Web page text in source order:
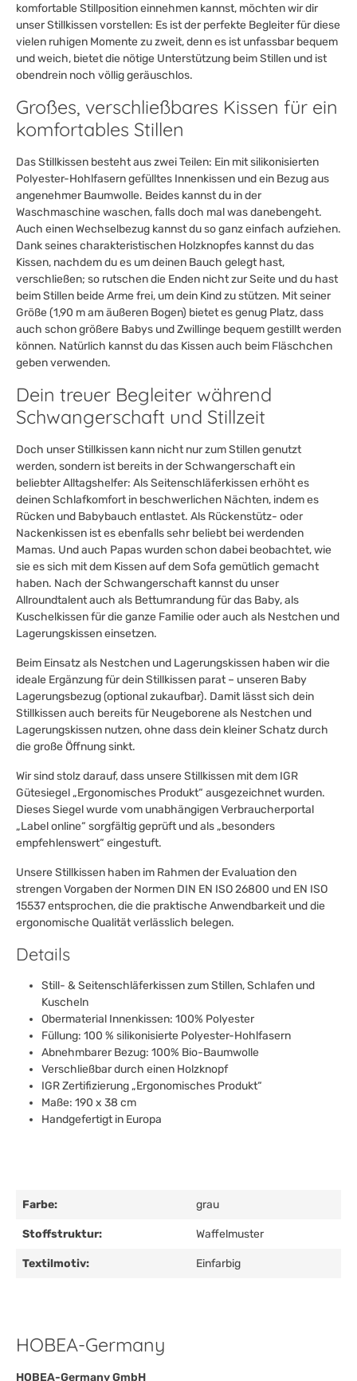
komfortable Stillposition einnehmen kannst, möchten wir dir
unser Stillkissen vorstellen: Es ist der perfekte Begleiter für diese
vielen ruhigen Momente zu zweit, denn es ist unfassbar bequem
und weich, bietet die nötige Unterstützung beim Stillen und ist
obendrein noch völlig geräuschlos.
Großes, verschließbares Kissen für ein
komfortables Stillen
Das Stillkissen besteht aus zwei Teilen: Ein mit silikonisierten
Polyester-Hohlfasern gefülltes Innenkissen und ein Bezug aus
angenehmer Baumwolle. Beides kannst du in der
Waschmaschine waschen, falls doch mal was danebengeht.
Auch einen Wechselbezug kannst du so ganz einfach aufziehen.
Dank seines charakteristischen Holzknopfes kannst du das
Kissen, nachdem du es um deinen Bauch gelegt hast,
verschließen; so rutschen die Enden nicht zur Seite und du hast
beim Stillen beide Arme frei, um dein Kind zu stützen. Mit seiner
Größe (1,90 m am äußeren Bogen) bietet es genug Platz, dass
auch schon größere Babys und Zwillinge bequem gestillt werden
können. Natürlich kannst du das Kissen auch beim Fläschchen
geben verwenden.
Dein treuer Begleiter während
Schwangerschaft und Stillzeit
Doch unser Stillkissen kann nicht nur zum Stillen genutzt
werden, sondern ist bereits in der Schwangerschaft ein
beliebter Alltagshelfer: Als Seitenschläferkissen erhöht es
deinen Schlafkomfort in beschwerlichen Nächten, indem es
Rücken und Babybauch entlastet. Als Rückenstütz- oder
Nackenkissen ist es ebenfalls sehr beliebt bei werdenden
Mamas. Und auch Papas wurden schon dabei beobachtet, wie
sie es sich mit dem Kissen auf dem Sofa gemütlich gemacht
haben. Nach der Schwangerschaft kannst du unser
Allroundtalent auch als Bettumrandung für das Baby, als
Kuschelkissen für die ganze Familie oder auch als Nestchen und
Lagerungskissen einsetzen.
Beim Einsatz als Nestchen und Lagerungskissen haben wir die
ideale Ergänzung für dein Stillkissen parat – unseren Baby
Lagerungsbezug (optional zukaufbar). Damit lässt sich dein
Stillkissen auch bereits für Neugeborene als Nestchen und
Lagerungskissen nutzen, ohne dass dein kleiner Schatz durch
die große Öffnung sinkt.
Wir sind stolz darauf, dass unsere Stillkissen mit dem IGR
Gütesiegel „Ergonomisches Produkt“ ausgezeichnet wurden.
Dieses Siegel wurde vom unabhängigen Verbraucherportal
„Label online“ sorgfältig geprüft und als „besonders
empfehlenswert“ eingestuft.
Unsere Stillkissen haben im Rahmen der Evaluation den
strengen Vorgaben der Normen DIN EN ISO 26800 und EN ISO
15537 entsprochen, die die praktische Anwendbarkeit und die
ergonomische Qualität verlässlich belegen.
Details
Still- & Seitenschläferkissen zum Stillen, Schlafen und
Kuscheln
Obermaterial Innenkissen: 100% Polyester
Füllung: 100 % silikonisierte Polyester-Hohlfasern
Abnehmbarer Bezug: 100% Bio-Baumwolle
Verschließbar durch einen Holzknopf
IGR Zertifizierung „Ergonomisches Produkt“
Maße: 190 x 38 cm
Handgefertigt in Europa
Farbe: grau
Stoffstruktur: Waffelmuster
Textilmotiv: Einfarbig
HOBEA-Germany
HOBEA-Germany GmbH